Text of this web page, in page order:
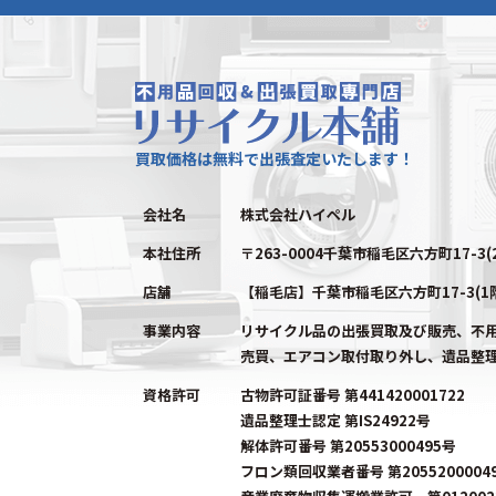
買取価格は無料で出張査定いたします！
会社名
株式会社ハイペル
本社住所
〒263-0004千葉市稲毛区六方町17-
店舗
【稲毛店】千葉市稲毛区六方町17-3(1
事業内容
リサイクル品の出張買取及び販売、不
売買、エアコン取付取り外し、遺品整
資格許可
古物許可証番号 第441420001722
遺品整理士認定 第IS24922号
解体許可番号 第20553000495号
フロン類回収業者番号 第